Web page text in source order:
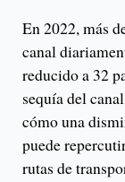
En 2022, más
canal
reducido a 32
sequía del
cómo una
puede
rutas de